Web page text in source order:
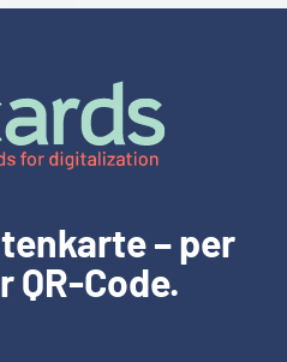
– per
QR-Code.